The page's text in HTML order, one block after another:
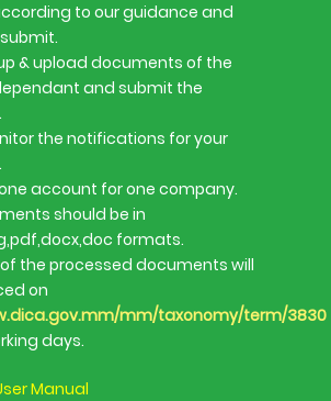
to our guidance and
& upload documents of the
and submit the
the notifications for your
account for one company.
should be in
formats.
the processed documents will
on
mm/taxonomy/term/3830
days.
Manual